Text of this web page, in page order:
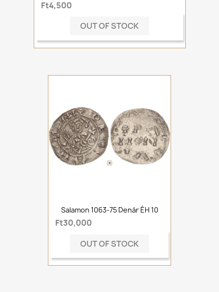
Ft4,500
OUT OF STOCK
Salamon 1063-75 Denár ÉH 10
Ft30,000
OUT OF STOCK